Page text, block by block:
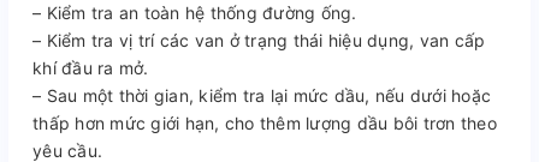
– Kiểm tra an toàn hệ thống đường ống.
– Kiểm tra vị trí các van ở trạng thái hiệu dụng, van cấp
khí đầu ra mở.
– Sau một thời gian, kiểm tra lại mức dầu, nếu dưới hoặc
thấp hơn mức giới hạn, cho thêm lượng dầu bôi trơn theo
yêu cầu.